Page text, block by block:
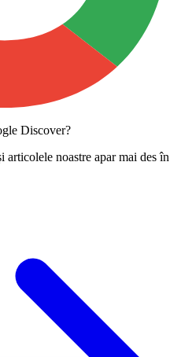
Discover?
articolele noastre apar mai des în